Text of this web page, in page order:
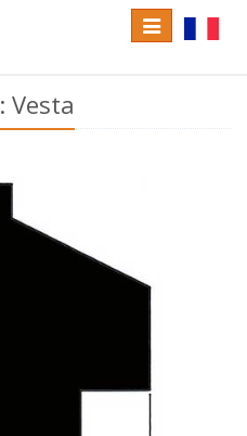
language
Toggle
navigation
Vesta